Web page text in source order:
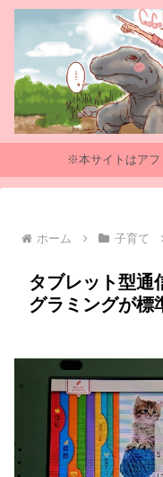
※本サイトはアフ
ホーム 子育て
タブレット型通
グラミングが標